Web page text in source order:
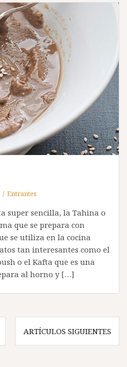
Entrantes
super sencilla, la Tahina o
que se prepara con
se utiliza en la cocina
tan interesantes como el
o el Kafta que es una
al horno y […]
ARTÍCULOS SIGUIENTES